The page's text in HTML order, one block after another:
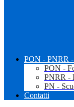
PON - PNRR
PON -
PNRR -
PN -
Contatti